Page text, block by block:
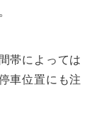
帯によっては
車位置にも注